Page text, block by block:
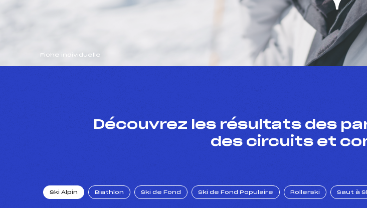
Fiche individuelle
Découvrez les résultats des
des circuits et
Ski Alpin Biathlon Ski de Fond Ski de Fond Populaire Rollerski Saut à